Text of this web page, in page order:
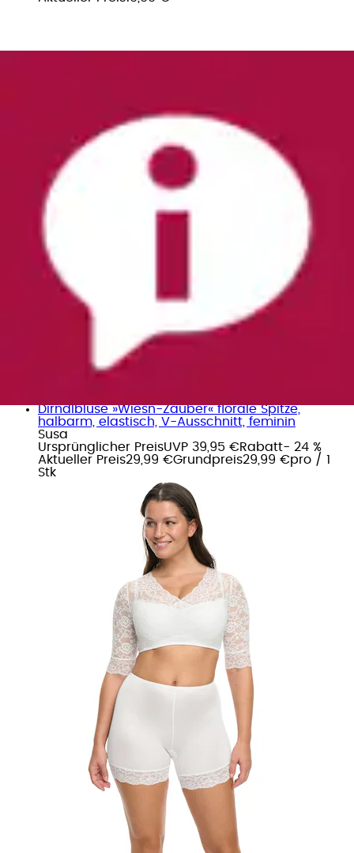
Dirndlbluse »Wiesn-Zauber« florale Spitze,
halbarm, elastisch, V-Ausschnitt, feminin
Susa
Ursprünglicher PreisUVP 39,95 €Rabatt- 24 %
Aktueller Preis29,99 €Grundpreis29,99 €pro / 1
Stk